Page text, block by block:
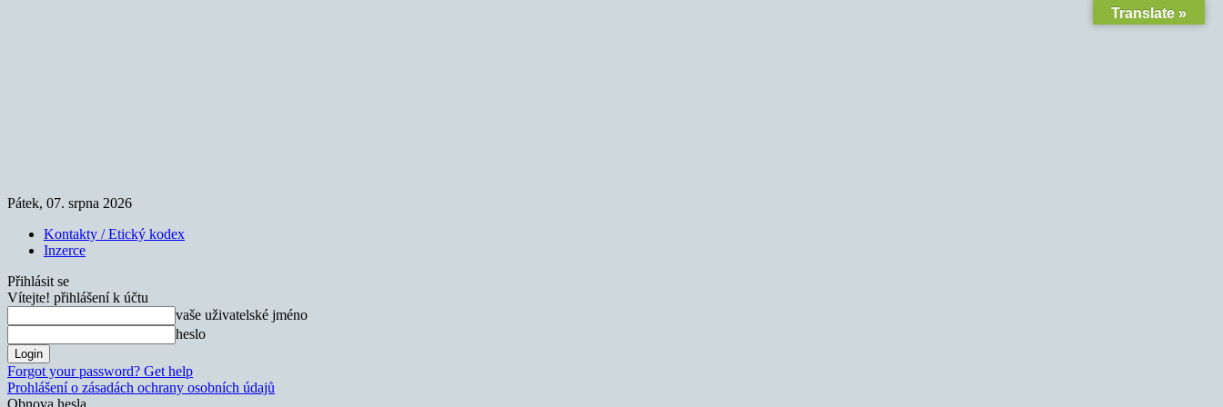
Pátek, 07. srpna 2026
Kontakty / Etický kodex
Inzerce
Přihlásit se
Vítejte! přihlášení k účtu
vaše uživatelské jméno
heslo
Forgot your password? Get help
Prohlášení o zásadách ochrany osobních údajů
Obnova hesla
Translate »